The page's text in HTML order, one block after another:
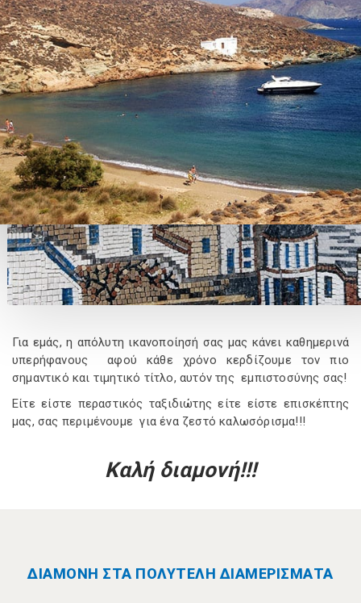
Για εμάς, η απόλυτη ικανοποίησή σας μας κάνει καθημερινά
υπερήφανους αφού κάθε χρόνο κερδίζουμε τον πιο
σημαντικό και τιμητικό τίτλο, αυτόν της εμπιστοσύνης σας!
Είτε είστε περαστικός ταξιδιώτης είτε είστε επισκέπτης
μας, σας περιμένουμε για ένα ζεστό καλωσόρισμα!!!
Καλή διαμονή!!!
ΔΙΑΜΟΝΗ ΣΤΑ ΠΟΛΥΤΕΛΗ ΔΙΑΜΕΡΙΣΜΑΤΑ